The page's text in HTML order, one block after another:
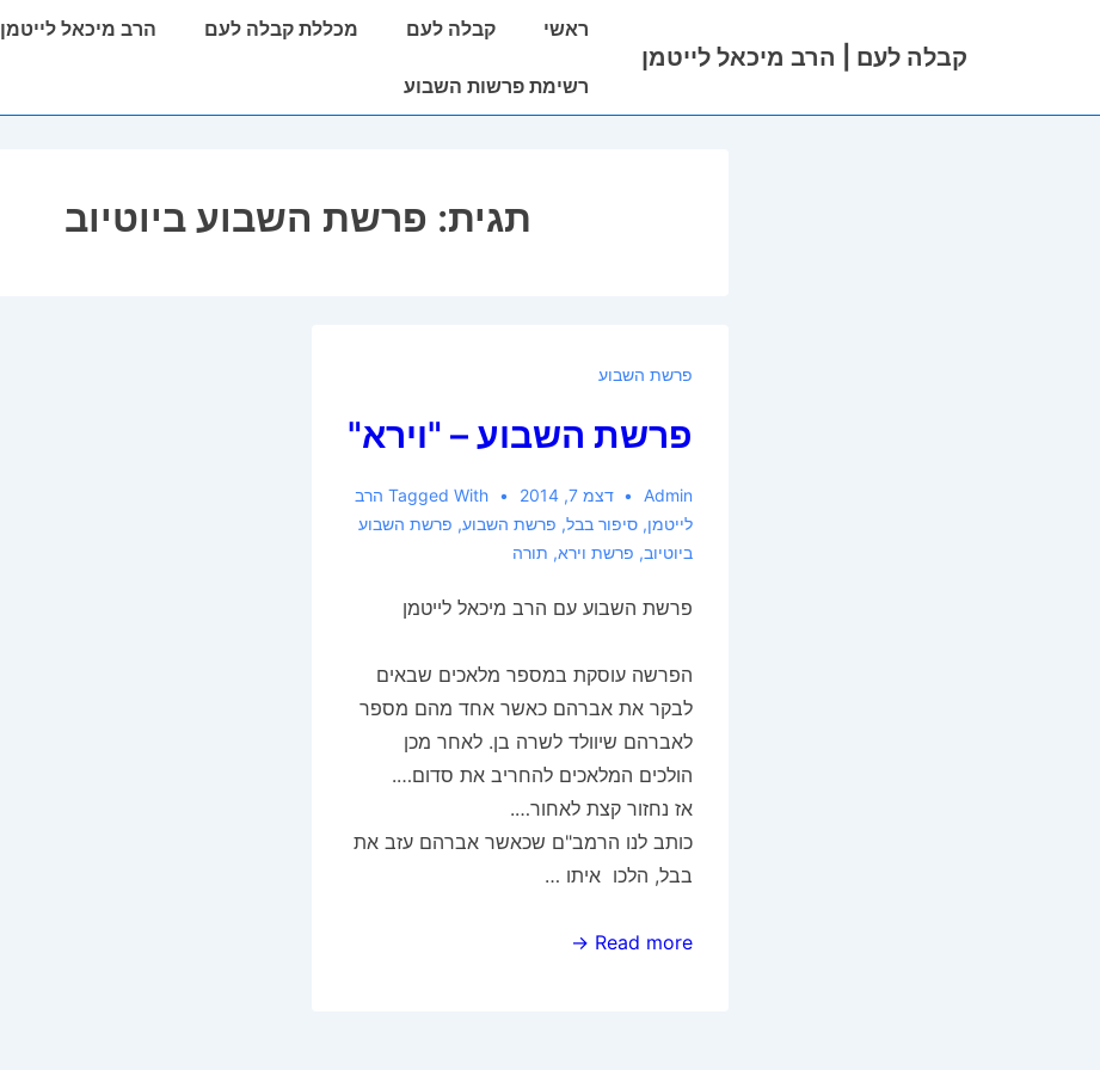
ראשי
קבלה לעם | הרב מיכאל לייטמן
ראשי קבלה לעם מכללת קבלה לעם הרב מיכאל לייטמן
רשימת פרשות השבוע
תגית: פרשת השבוע ביוטיוב
פרשת השבוע
פרשת השבוע – "וירא"
Admin דצמ 7, 2014 Tagged With הרב
לייטמן, סיפור בבל, פרשת השבוע, פרשת השבוע
ביוטיוב, פרשת וירא, תורה
פרשת השבוע עם הרב מיכאל לייטמן
הפרשה עוסקת במספר מלאכים שבאים
לבקר את אברהם כאשר אחד מהם מספר
לאברהם שיוולד לשרה בן. לאחר מכן
הולכים המלאכים להחריב את סדום….
אז נחזור קצת לאחור….
כותב לנו הרמב"ם שכאשר אברהם עזב את
בבל, הלכו איתו …
פרשת
Read more →